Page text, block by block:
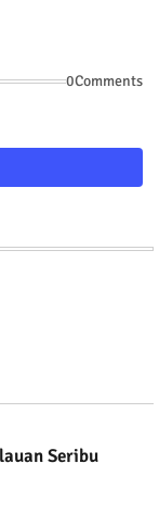
0Comments
Seribu